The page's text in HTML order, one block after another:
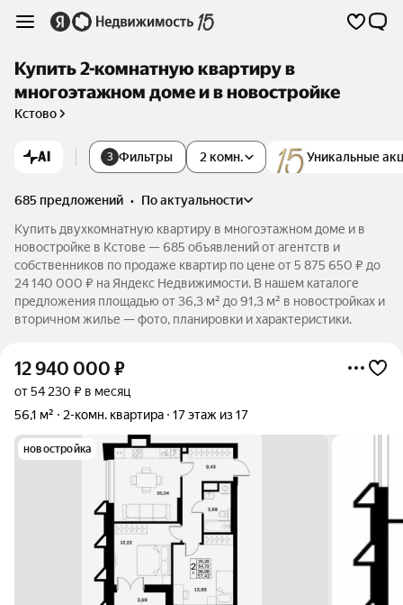
Купить 2-комнатную квартиру в
многоэтажном доме и в новостройке
Кстово
AI 3 Фильтры Уникальные
2 комн.
685 предложений •
по актуальности
Купить двухкомнатную квартиру в многоэтажном доме и в
новостройке в Кстове — 685 объявлений от агентств и
собственников по продаже квартир по цене от 5 875 650 ₽ до
24 140 000 ₽ на Яндекс Недвижимости. В нашем каталоге
предложения площадью от 36,3 м² до 91,3 м² в новостройках и
вторичном жилье — фото, планировки и характеристики.
12 940 000 ₽
от 54 230 ₽ в месяц
56,1 м²
2-комн. квартира 17 этаж из 17
новостройка